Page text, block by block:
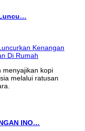
menyajikan kopi
melalui ratusan
INO…